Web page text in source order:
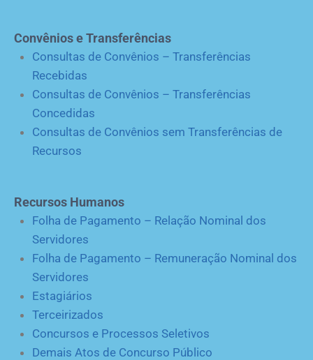
Convênios e Transferências
Consultas de Convênios – Transferências
Recebidas
Consultas de Convênios – Transferências
Concedidas
Consultas de Convênios sem Transferências de
Recursos
Recursos Humanos
Folha de Pagamento – Relação Nominal dos
Servidores
Folha de Pagamento – Remuneração Nominal dos
Servidores
Estagiários
Terceirizados
Concursos e Processos Seletivos
Demais Atos de Concurso Público